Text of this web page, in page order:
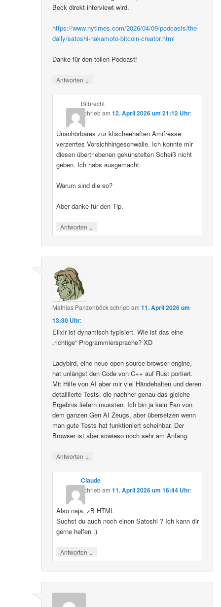
Beck direkt interviewt wird.
https://www.nytimes.com/2026/04/09/podcasts/the-
daily/satoshi-nakamoto-bitcoin-creator.html
Danke für den tollen Podcast!
Antworten ↓
Bilbrecht
schriebam 12. April 2026 um 21:12 Uhr:
Unanhörbares zur klischeehaften Amifresse
verzerrtes Vorsichhingeschwalle. Ich konnte mir
diesen übertriebenen gekünstelten Scheiß nicht
geben. Ich habs ausgemacht.
Warum sind die so?
Aber danke für den Tip.
Antworten ↓
Mathias Panzenböckschriebam11. April 2026 um
13:30 Uhr:
Elixir ist dynamisch typisiert. Wie ist das eine
„richtige“ Programmiersprache? XD
Ladybird, eine neue open source browser engine,
hat unlängst den Code von C++ auf Rust portiert.
Mit Hilfe von AI aber mir viel Händehalten und deren
detaillierte Tests, die nachher genau das gleiche
Ergebnis liefern mussten. Ich bin ja kein Fan von
dem ganzen Gen AI Zeugs, aber übersetzen wenn
man gute Tests hat funktioniert scheinbar. Der
Browser ist aber sowieso noch sehr am Anfang.
Antworten ↓
Claude
schriebam 11. April 2026 um 16:44 Uhr:
Also naja, zB HTML
Suchst du auch noch einen Satoshi ? Ich kann dir
gerne helfen :)
Antworten ↓